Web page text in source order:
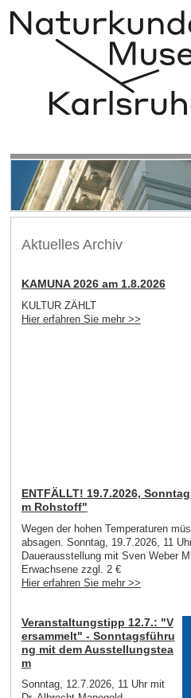
Aktuelles Archiv
KAMUNA 2026 am 1.8.2026
KULTUR ZÄHLT
Hier erfahren Sie mehr >>
ENTFÄLLT! 19.7.2026,
m Rohstoff"
Wegen der hohen Temperaturen
absagen. Sonntag, 19.7.2026, 11
Dauerausstellung mit Sven Weber
Erwachsene zzgl. 2 €
Hier erfahren Sie mehr >>
Veranstaltungstipp 12.7.: "V
ersammelt" - Sonntagsführu
ng mit dem Ausstellungstea
m
Sonntag, 12.7.2026, 11 Uhr mit